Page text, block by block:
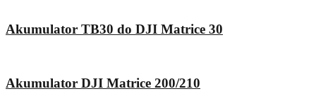
Akumulator TB30 do DJI Matrice 30
Akumulator DJI Matrice 200/210